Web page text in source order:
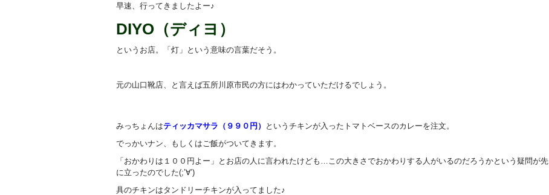
早速、行ってきましたよー♪
DIYO（ディヨ）
というお店。「灯」という意味の言葉だそう。
元の山口靴店、と言えば五所川原市民の方にはわかっていただけるでしょう。
みっちょんはティッカマサラ（９９０円）
というチキンが入ったトマトベースのカレーを注文。
でっかいナン、もしくはご飯がついてきます。
「おかわりは１００円よー」とお店の人に言われたけども…この大きさでおかわりする人がいるのだろうかという疑問が先
に立ったのでした(;’∀’)
具のチキンはタンドリーチキンが入ってました♪